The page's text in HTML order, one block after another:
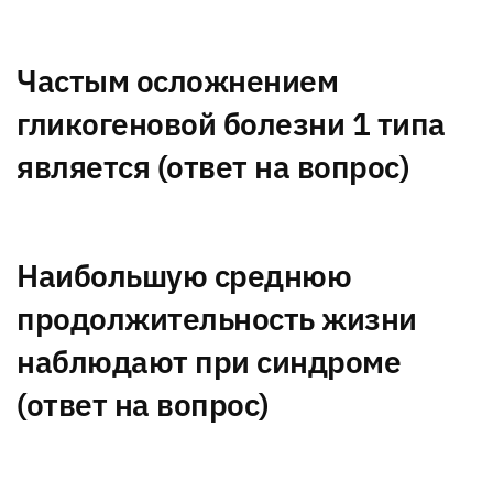
Частым осложнением
гликогеновой болезни 1 типа
является (ответ на вопрос)
Наибольшую среднюю
продолжительность жизни
наблюдают при синдроме
(ответ на вопрос)